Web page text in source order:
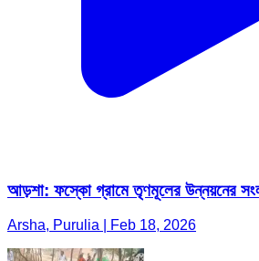
আড়শা: ফস্কো গ্রামে তৃণমূলের উন্নয়নের
Arsha, Purulia | Feb 18, 2026